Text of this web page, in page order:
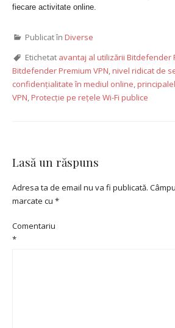
fiecare activitate online.
Publicat în Diverse
Etichetat avantaj al utilizării Bitdefender
Bitdefender Premium VPN,nivel ridicat de
confidențialitate în mediul online,
VPN,Protecție pe rețele Wi-Fi publice
Lasă un răspuns
Adresa ta de email nu va fi publicată.
marcate cu *
Comentariu
*